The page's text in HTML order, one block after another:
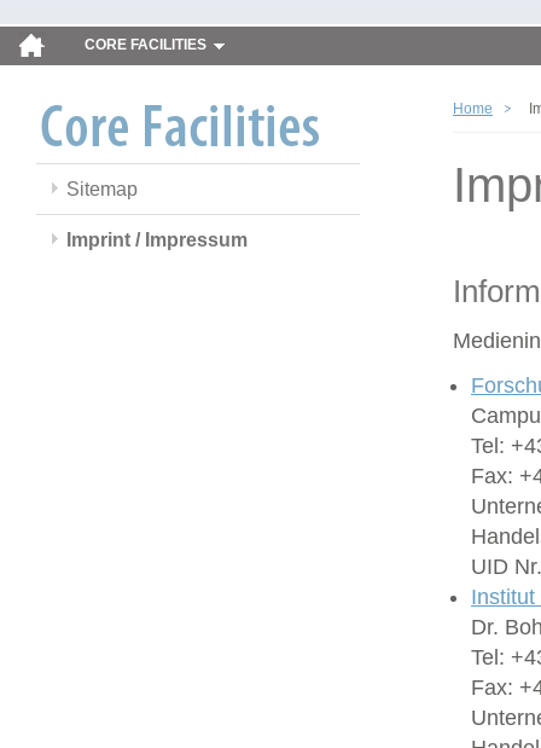
CORE FACILITIES
Sitemap
Imprint / Impressum
Home
Tel:
Fax:
UID
Dr.
Tel:
Fax: